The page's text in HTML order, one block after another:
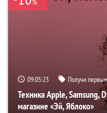
09:05:22 Получи
Техника Apple, Samsung,
магазине «Эй, Яблоко»